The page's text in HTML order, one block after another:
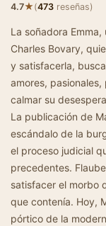
4.7★(473 reseñas)
La soñadora
Charles Bovary,
y satisfacerla,
amores,
calmar su
La publicación de
escándalo de la
el proceso judicial
precedentes.
satisfacer el morbo
que contenía. Hoy,
pórtico de la